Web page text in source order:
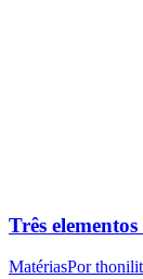
Três
MatériasPor